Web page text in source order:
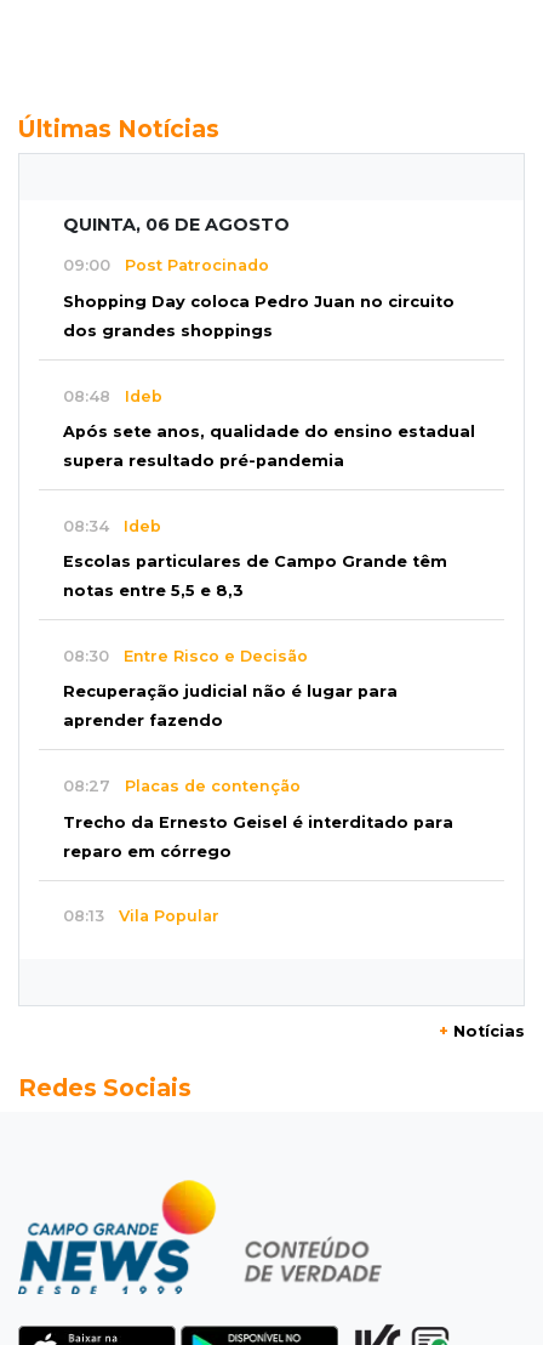
Últimas Notícias
QUINTA, 06 DE AGOSTO
09:00 Post Patrocinado
Shopping Day coloca Pedro Juan no circuito
dos grandes shoppings
08:48 Ideb
Após sete anos, qualidade do ensino estadual
supera resultado pré-pandemia
08:34 Ideb
Escolas particulares de Campo Grande têm
notas entre 5,5 e 8,3
08:30 Entre Risco e Decisão
Recuperação judicial não é lugar para
aprender fazendo
08:27 Placas de contenção
Trecho da Ernesto Geisel é interditado para
reparo em córrego
08:13 Vila Popular
Acidente na Rua Antônio Maria Coelho causa
Post Patrocinado
Studio Jozi Costa ajuda homens a eliminar
verrugas e pintas
+ Notícias
Redes Sociais